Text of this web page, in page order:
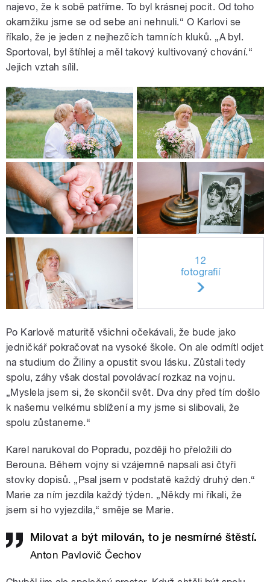
najevo, že k sobě patříme. To byl krásnej pocit. Od toho
okamžiku jsme se od sebe ani nehnuli.“ O Karlovi se
říkalo, že je jeden z nejhezčích tamních kluků. „A byl.
Sportoval, byl štíhlej a měl takový kultivovaný chování.“
Jejich vztah sílil.
12
fotografií
Po Karlově maturitě všichni očekávali, že bude jako
jedničkář pokračovat na vysoké škole. On ale odmítl odjet
na studium do Žiliny a opustit svou lásku. Zůstali tedy
spolu, záhy však dostal povolávací rozkaz na vojnu.
„Myslela jsem si, že skončil svět. Dva dny před tím došlo
k našemu velkému sblížení a my jsme si slibovali, že
spolu zůstaneme.“
Karel narukoval do Popradu, později ho přeložili do
Berouna. Během vojny si vzájemně napsali asi čtyři
stovky dopisů. „Psal jsem v podstatě každý druhý den.“
Marie za ním jezdila každý týden. „Někdy mi říkali, že
jsem si ho vyjezdila,“ směje se Marie.
Milovat a být milován, to je nesmírné štěstí.
Anton Pavlovič Čechov